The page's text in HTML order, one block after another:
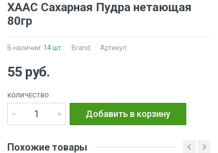
ХААС Сахарная Пудра нетающая
80гр
В наличии: 14 шт. Brand: Артикул:
55 руб.
КОЛИЧЕСТВО
Добавить в корзину
Похожие товары